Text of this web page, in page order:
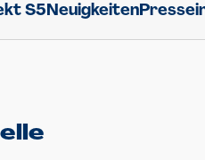
S5Neuigkeiten